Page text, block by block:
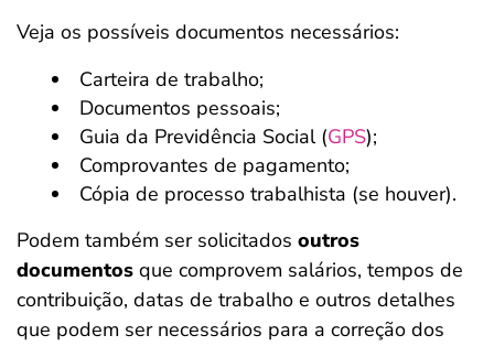
Veja os possíveis documentos necessários:
Carteira de trabalho;
Documentos pessoais;
Guia da Previdência Social (GPS);
Comprovantes de pagamento;
Cópia de processo trabalhista (se houver).
Podem também ser solicitados outros
documentos que comprovem salários, tempos de
contribuição, datas de trabalho e outros detalhes
que podem ser necessários para a correção dos